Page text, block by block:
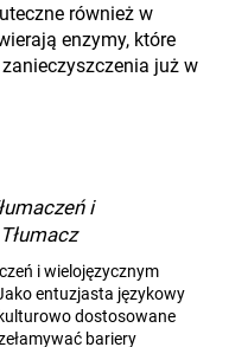
również w
enzymy, które
już w
i
i wielojęzycznym
entuzjasta językowy
dostosowane
bariery